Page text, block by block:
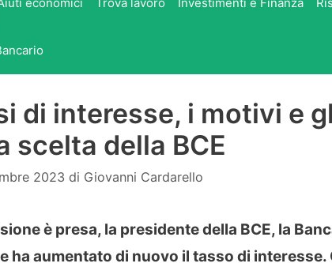
di interesse, i motivi e
scelta della BCE
2023 di Giovanni Cardarello
è presa, la presidente della BCE, la
ha aumentato di nuovo il tasso di